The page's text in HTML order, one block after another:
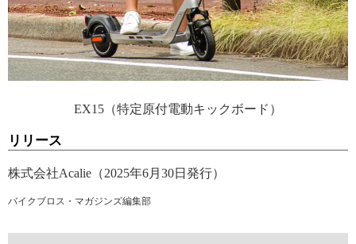
EX15（特定原付電動キックボード）
リリース
株式会社Acalie（2025年6月30日発行）
バイクブロス・マガジンズ編集部